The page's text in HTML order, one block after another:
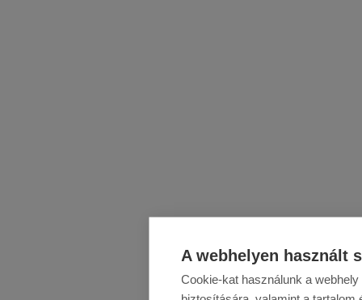
A webhelyen használt
Cookie-kat használunk a